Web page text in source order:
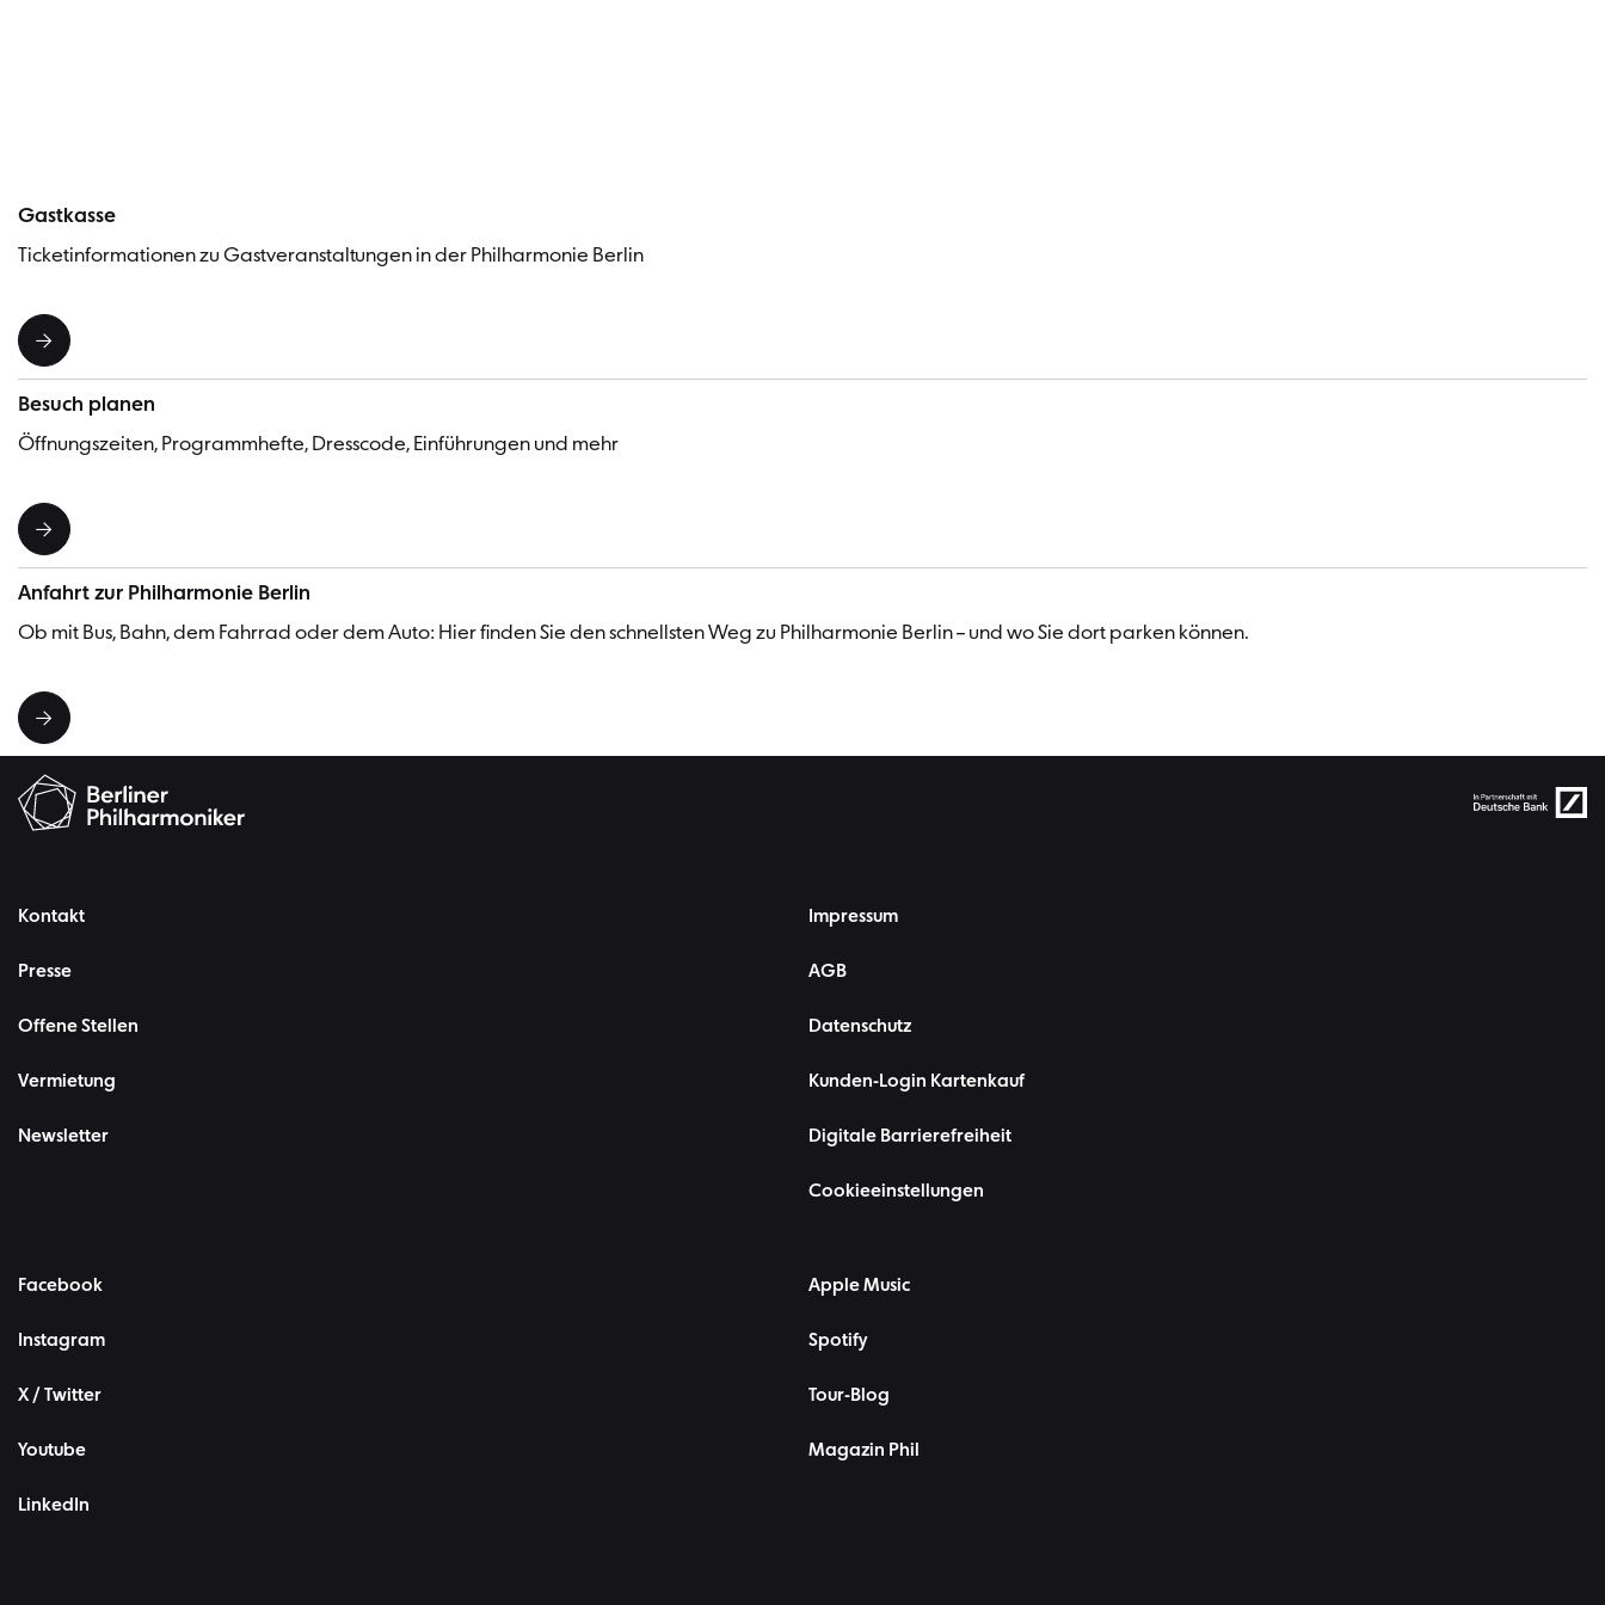
Gastkasse
Ticketinformationen zu Gastveranstaltungen in der Philharmonie Berlin
Besuch planen
Öffnungszeiten, Programmhefte, Dresscode, Einführungen und mehr
Anfahrt zur Philharmonie Berlin
Ob mit Bus, Bahn, dem Fahrrad oder dem Auto: Hier finden Sie den schnellsten Weg zu Philharmonie Berlin – und wo Sie dort parken können.
Kontakt
Presse
Offene Stellen
Vermietung
Newsletter
Impressum
AGB
Datenschutz
Kunden-Login Kartenkauf
Digitale Barrierefreiheit
Cookieeinstellungen
Facebook
Instagram
X / Twitter
Youtube
LinkedIn
Apple Music
Spotify
Tour-Blog
Magazin Phil